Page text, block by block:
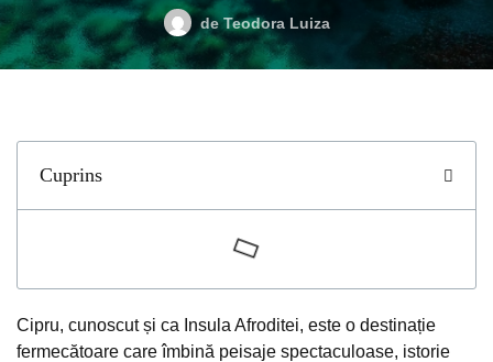
deTeodora Luiza
Cuprins
Cipru, cunoscut și ca Insula Afroditei, este o destinație
fermecătoare care îmbină peisaje spectaculoase, istorie